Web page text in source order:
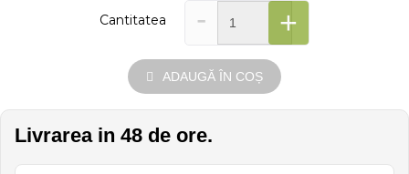
Cantitatea - +
ADAUGĂ ÎN COȘ
Livrarea in 48 de ore.